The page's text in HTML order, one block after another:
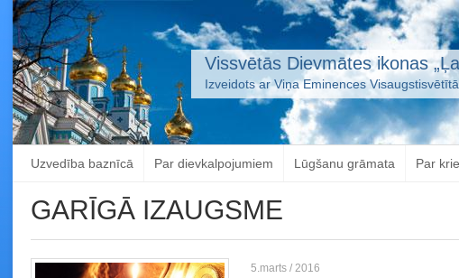
Vissvētās Dievmātes ikonas
Izveidots ar Viņa Eminences
Uzvedība baznīcā Par dievkalpojumiem Lūgšanu grāmata Par
GARĪGĀ IZAUGSME
5.marts / 2016